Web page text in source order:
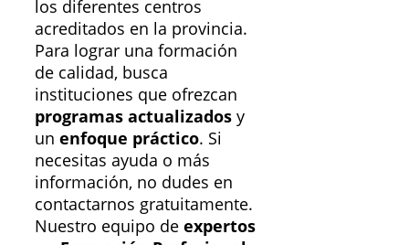
los diferentes centros
acreditados en la provincia.
Para lograr una formación
de calidad, busca
instituciones que ofrezcan
programas actualizados y
un enfoque práctico. Si
necesitas ayuda o más
información, no dudes en
contactarnos gratuitamente.
Nuestro equipo de expertos